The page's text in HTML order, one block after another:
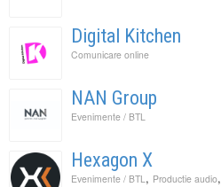
Digital Kitchen
Comunicare online
NAN Group
Evenimente / BTL
Hexagon X
Evenimente / BTL , Productie audio,